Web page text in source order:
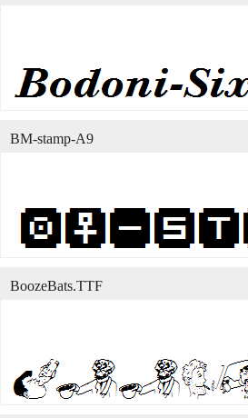
BM-stamp-A9
BoozeBats.TTF